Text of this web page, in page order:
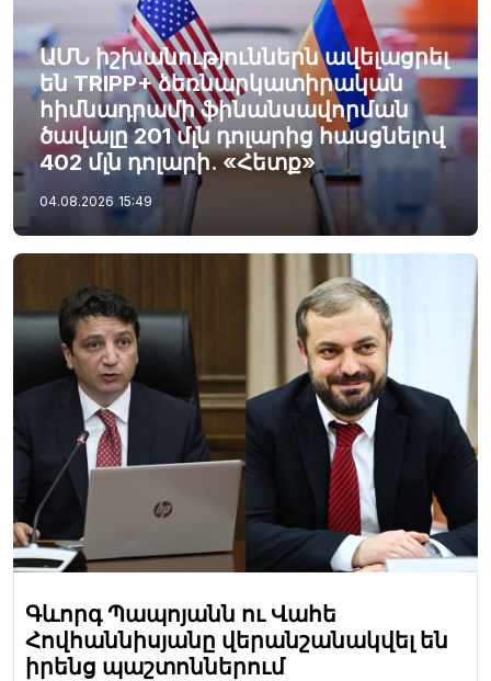
ԱՄՆ իշխանություններն ավելացրել
են TRIPP+ ձեռնարկատիրական
հիմնադրամի ֆինանսավորման
ծավալը 201 մլն դոլարից հասցնելով
402 մլն դոլարի. «Հետք»
04.08.2026 15:49
Գևորգ Պապոյանն ու Վահե
Հովհաննիսյանը վերանշանակվել են
իրենց պաշտոններում